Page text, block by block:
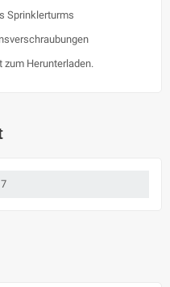
Sprinklerturms
zum Herunterladen.
7